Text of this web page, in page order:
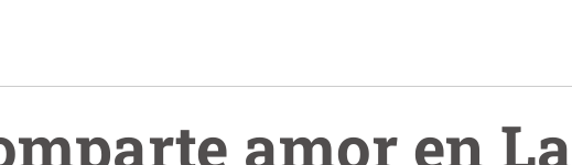
amor en La